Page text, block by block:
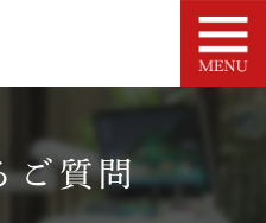
ご質問